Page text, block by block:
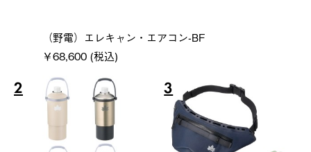
（野電）エレキャン・エアコン-BF
￥68,600 (税込)
2 3